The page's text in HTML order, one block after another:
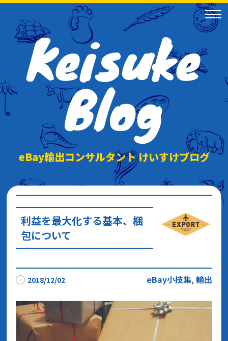
Keisuke
Blog
eBay輸出コンサルタント けいすけブログ
利益を最大化する基本、梱
包について
2018/12/02 eBay小技集,輸出